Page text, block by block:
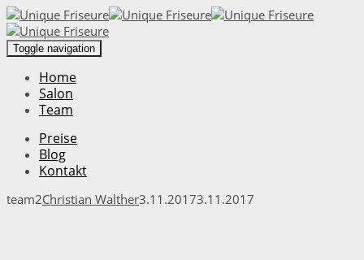
Toggle navigation
Home
Salon
Team
Preise
Blog
Kontakt
team2Christian Walther3.11.20173.11.2017